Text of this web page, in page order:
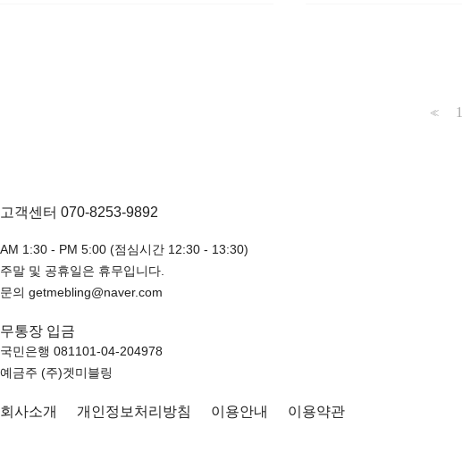
<< 1
고객센터 070-8253-9892
AM 1:30 - PM 5:00 (점심시간 12:30 - 13:30)
주말 및 공휴일은 휴무입니다.
문의 getmebling@naver.com
무통장 입금
국민은행 081101-04-204978
예금주 (주)겟미블링
회사소개 개인정보처리방침 이용안내 이용약관